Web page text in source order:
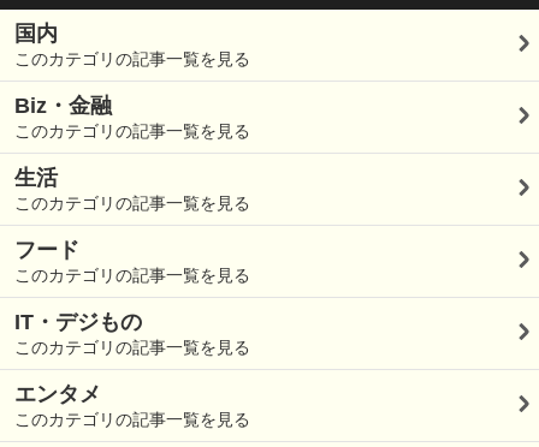
国内
このカテゴリの記事一覧を見る
Biz・金融
このカテゴリの記事一覧を見る
生活
このカテゴリの記事一覧を見る
フード
このカテゴリの記事一覧を見る
IT・デジもの
このカテゴリの記事一覧を見る
エンタメ
このカテゴリの記事一覧を見る